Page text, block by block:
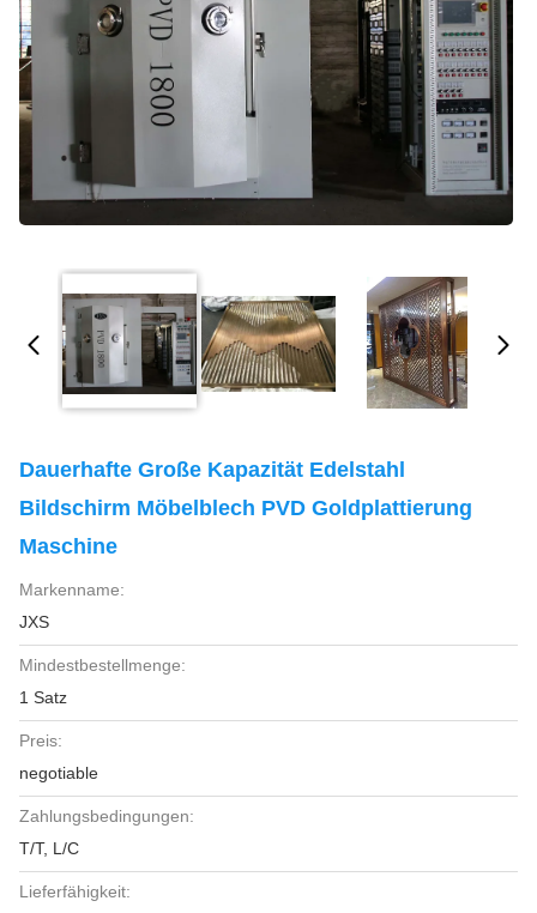
Dauerhafte Große Kapazität Edelstahl
Bildschirm Möbelblech PVD Goldplattierung
Maschine
Markenname:
JXS
Mindestbestellmenge:
1 Satz
Preis:
negotiable
Zahlungsbedingungen:
T/T, L/C
Lieferfähigkeit: